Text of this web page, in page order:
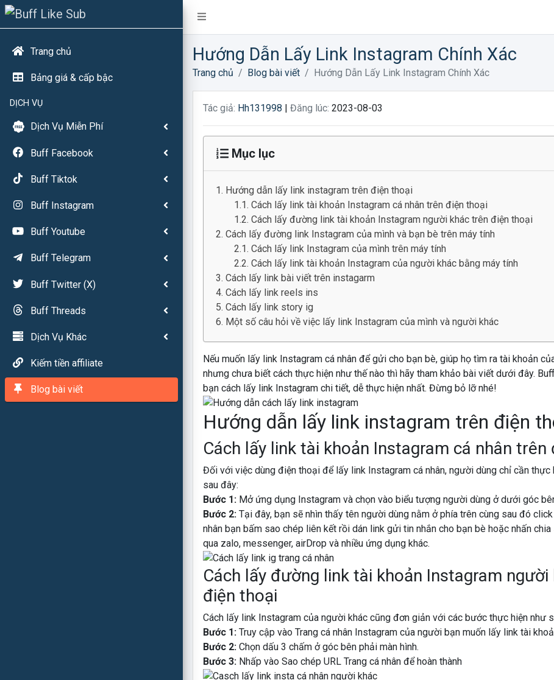
Trang chủ
Bảng giá & cấp bậc
DỊCH VỤ
Dịch Vụ Miễn Phí
Buff Facebook
Buff Tiktok
Buff Instagram
Buff Youtube
Buff Telegram
Buff Twitter (X)
Buff Threads
Dịch Vụ Khác
Kiếm tiền affiliate
Blog bài viết
Hướng Dẫn Lấy Link Instagram Chính Xác
Trang chủ Blog bài viết Hướng Dẫn Lấy Link Instagram Chính Xác
Tác giả: Hh131998 | Đăng lúc: 2023-08-03
Mục lục
Hướng dẫn lấy link instagram trên điện thoại
Cách lấy link tài khoản Instagram cá nhân trên điện thoại
Cách lấy đường link tài khoản Instagram người khác trên điện thoại
Cách lấy đường link Instagram của mình và bạn bè trên máy tính
Cách lấy link Instagram của mình trên máy tính
Cách lấy link tài khoản Instagram của người khác bằng máy tính
Cách lấy link bài viết trên instagarm
Cách lấy link reels ins
Cách lấy link story ig
Một số câu hỏi về việc lấy link Instagram của mình và người khác
Nếu muốn lấy link Instagram cá nhân để gửi cho bạn bè, giúp họ tìm ra tài khoản
nhưng chưa biết cách thực hiện như thế nào thì hãy tham khảo bài viết dưới đây.
bạn cách lấy link Instagram chi tiết, dễ thực hiện nhất. Đừng bỏ lỡ nhé!
Hướng dẫn lấy link instagram trên điện
Cách lấy link tài khoản Instagram cá nhân trên
Đối với việc dùng điện thoại để lấy link Instagram cá nhân, người dùng chỉ cần thực
sau đây:
Bước 1: Mở ứng dụng Instagram và chọn vào biểu tượng người dùng ở dưới góc
Bước 2: Tại đây, bạn sẽ nhìn thấy tên người dùng nằm ở phía trên cùng sau đó
nhân bạn bấm sao chép liên kết rồi dán link gửi tin nhắn cho bạn bè hoặc nhấn
qua zalo, messenger, airDrop và nhiều ứng dụng khác.
Cách lấy đường link tài khoản Instagram người
điện thoại
Cách lấy link Instagram của người khác cũng đơn giản với các bước thực hiện như
Bước 1: Truy cập vào Trang cá nhân Instagram của người bạn muốn lấy link tài
Bước 2: Chọn dấu 3 chấm ở góc bên phải màn hình.
Bước 3: Nhấp vào Sao chép URL Trang cá nhân để hoàn thành